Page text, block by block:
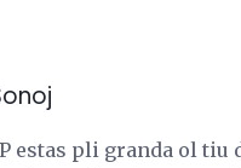
estas pli granda ol